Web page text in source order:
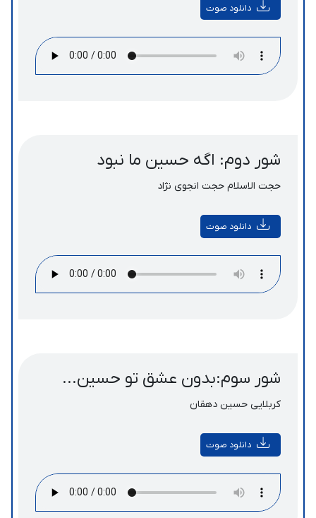
دانلود صوت
شور دوم: اگه حسین ما نبود
حجت الاسلام حجت انجوی نژاد
دانلود صوت
شور سوم:بدون عشق تو حسین...
کربلایی حسین دهقان
دانلود صوت